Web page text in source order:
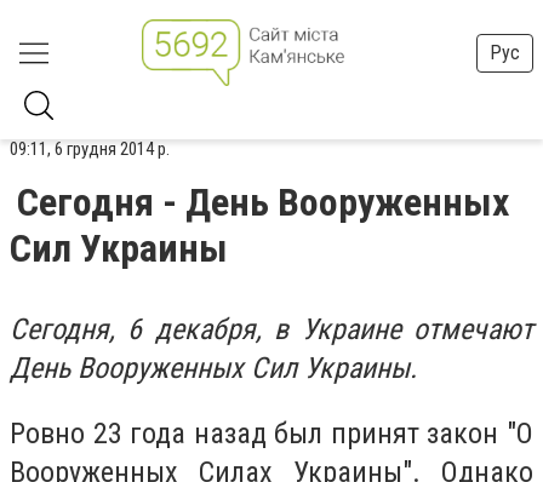
Рус
09:11, 6 грудня 2014 р.
Сегодня - День Вооруженных
Сил Украины
Сегодня, 6 декабря, в Украине отмечают
День Вооруженных Сил Украины.
Ровно 23 года назад был принят закон "О
Вооруженных Силах Украины". Однако